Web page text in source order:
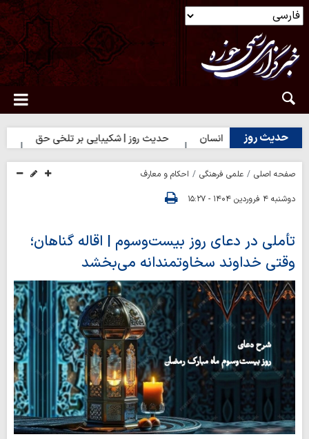
حدیث روز
سرمایه انسان حدیث روز | شکیبایی بر تلخی حق حدیث
صفحه اصلی علمی فرهنگی
احکام و معارف
دوشنبه ۴ فروردین ۱۴۰۴ - ۱۵:۲۷
تأملی در دعای روز بیست‌وسوم | اقاله گناهان؛
وقتی خداوند سخاوتمندانه می‌بخشد